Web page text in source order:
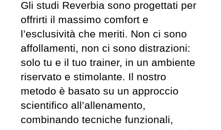
Gli studi Reverbia sono progettati per
offrirti il massimo comfort e
l’esclusività che meriti. Non ci sono
affollamenti, non ci sono distrazioni:
solo tu e il tuo trainer, in un ambiente
riservato e stimolante. Il nostro
metodo è basato su un approccio
scientifico all’allenamento,
combinando tecniche funzionali,